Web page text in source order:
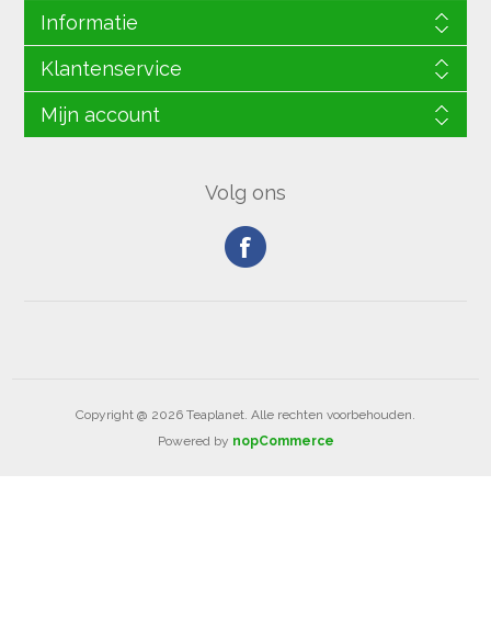
Informatie
Klantenservice
Mijn account
Volg ons
Copyright @ 2026 Teaplanet. Alle rechten voorbehouden.
Powered by nopCommerce